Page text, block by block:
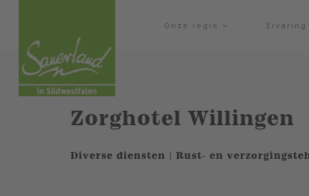
Onze regio
Zorghotel Willingen
Diverse diensten | Rust- en